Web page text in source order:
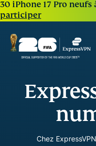
30 iPhone 17 Pro neufs
participer
Chez